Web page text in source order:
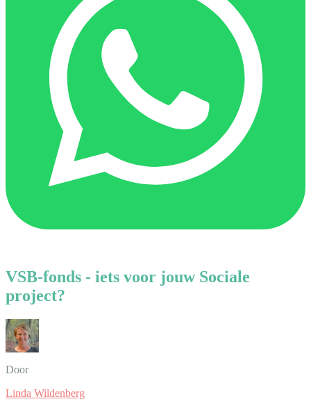
VSB-fonds - iets voor jouw Sociale
project?
Door
Linda Wildenberg